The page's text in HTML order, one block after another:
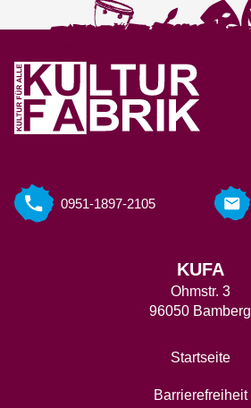
0951-1897-2105
KUFA
Ohmstr. 3
96050 Bamberg
Startseite
Barrierefreiheit